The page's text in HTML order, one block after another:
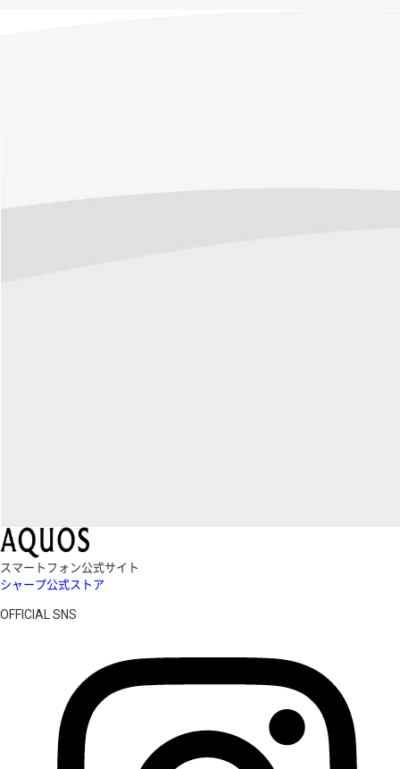
スマートフォン公式サイト
シャープ公式ストア
OFFICIAL SNS